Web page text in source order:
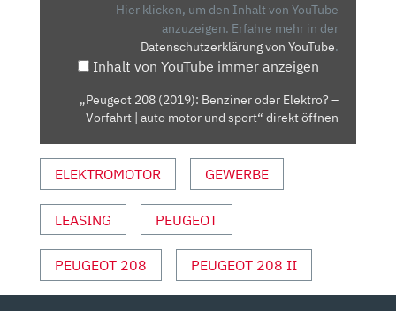
VORFAHRT
UND
SPORT“
YOUTUBE
ANZEIGEN
Hier klicken, um den Inhalt von YouTube
anzuzeigen. Erfahre mehr in der
Datenschutzerklärung von YouTube.
Inhalt von YouTube immer anzeigen
„Peugeot 208 (2019): Benziner oder Elektro? –
Vorfahrt | auto motor und sport“ direkt öffnen
ELEKTROMOTOR GEWERBE
LEASING PEUGEOT
PEUGEOT 208 PEUGEOT 208 II